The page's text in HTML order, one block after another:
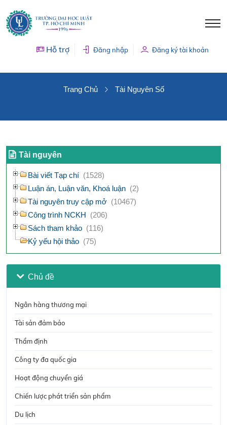
Hỗ trợ Đăng nhập Đăng ký tài khoản
Trang Chủ Tài Nguyên Số
Tài nguyên
Bài viết Tạp chí (1528)
Luận án, Luận văn, Khoá luận (2)
Tài nguyên truy cập mở (10467)
Công trình NCKH (206)
Sách tham khảo (116)
Kỷ yếu hội thảo (75)
Chủ đề
Ngân hàng thương mại
Tài sản đảm bảo
Thẩm định
Công ty đa quốc gia
Hoạt động chuyển giá
Chiến lược phát triển sản phẩm
Du lịch